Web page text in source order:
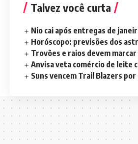
Talvez você curta
Nio cai após entregas de
Horóscopo: previsões dos
Trovões e raios devem
Anvisa veta comércio de leite
Suns vencem Trail Blazers por